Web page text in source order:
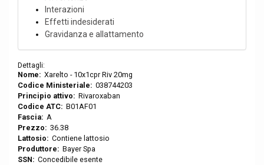
Interazioni
Effetti indesiderati
Gravidanza e allattamento
Dettagli:
Nome: Xarelto - 10x1cpr Riv 20mg
Codice Ministeriale: 038744203
Principio attivo: Rivaroxaban
Codice ATC: B01AF01
Fascia: A
Prezzo: 36.38
Lattosio: Contiene lattosio
Produttore: Bayer Spa
SSN: Concedibile esente